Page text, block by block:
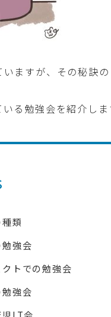
ますが、その秘訣
る勉強会を紹介しま
類
強会
トでの勉強会
強会